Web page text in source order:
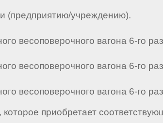
(предприятию/учреждению).
весоповерочного вагона 6-го
весоповерочного вагона 6-го
весоповерочного вагона 6-го
приобретает